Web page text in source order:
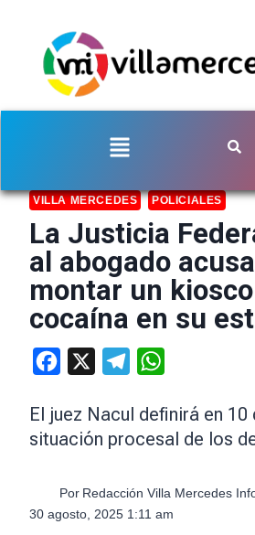
VILLA MERCEDES POLICIALES
La Justicia
al abogado
montar un
cocaína en su
Facebook Telegram
El juez Nacul definirá en 10
situación procesal de los
Por Redacción Villa Mercedes
30 agosto, 2025 1:11 am